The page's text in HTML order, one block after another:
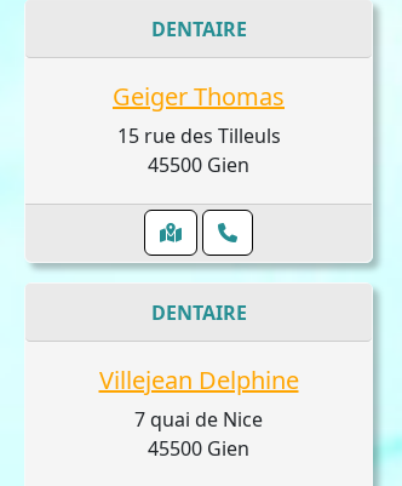
DENTAIRE
Geiger Thomas
15 rue des Tilleuls
45500 Gien
DENTAIRE
Villejean Delphine
7 quai de Nice
45500 Gien